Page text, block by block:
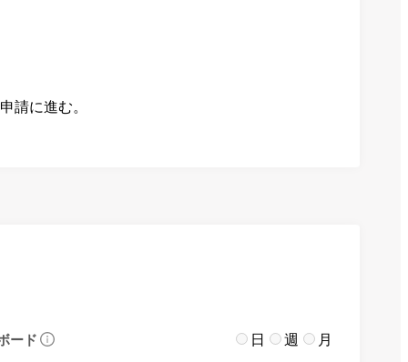
請に進む。
ード 日 週 月